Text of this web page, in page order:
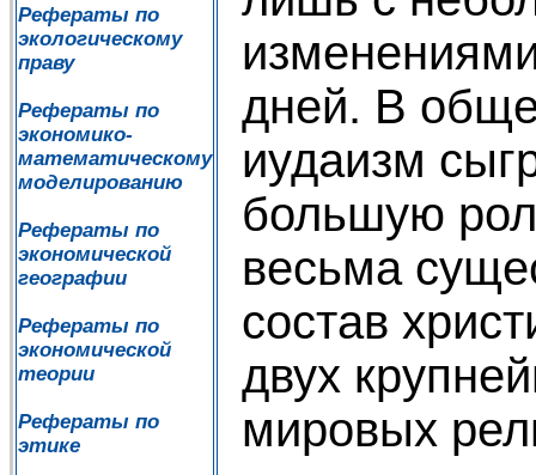
Рефераты по
экологическому
праву
Рефераты по
экономико-
математическому
моделированию
Рефераты по
экономической
географии
Рефераты по
экономической
теории
Рефераты по
этике
дней. В
иудаизм
большую
весьма
состав
двух
мировых